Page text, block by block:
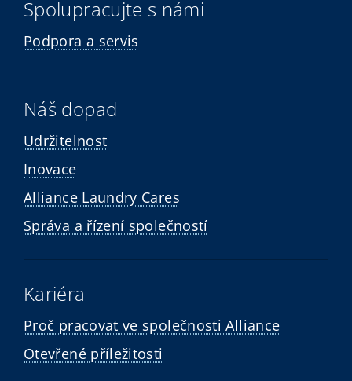
Spolupracujte s námi
Podpora a servis
Náš dopad
Udržitelnost
Inovace
Alliance Laundry Cares
Správa a řízení společností
Kariéra
Proč pracovat ve společnosti Alliance
Otevřené příležitosti